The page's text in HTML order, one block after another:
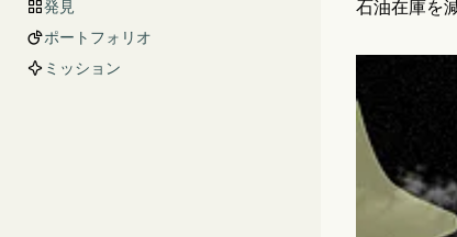
発見
ポートフォリオ
ミッション
石油在庫を